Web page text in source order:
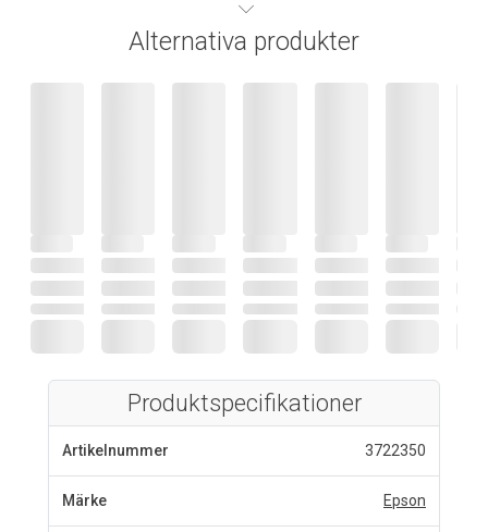
Alternativa produkter
Produktspecifikationer
Artikelnummer 3722350
Märke Epson